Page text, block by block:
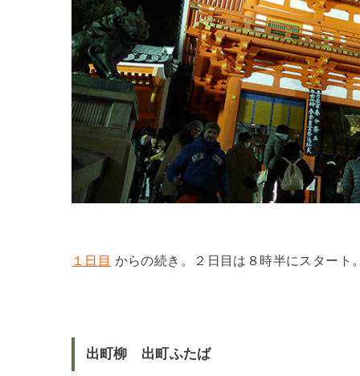
１日目 からの続き。２日目は８時半にスタート
出町柳 出町ふたば